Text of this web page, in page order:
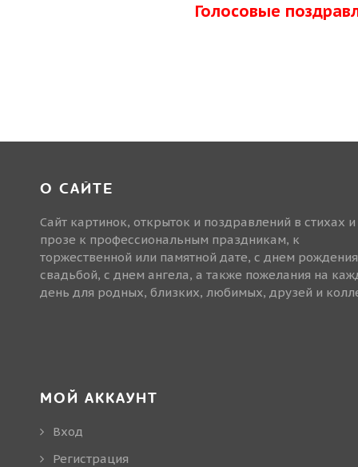
Голосовые
О САЙТЕ
Сайт картинок, открыток и поздравлений в стихах и
прозе к профессиональным праздникам, к
торжественной или памятной дате, с днем
свадьбой, с днем ангела, а также пожелания на
день для родных, близких, любимых, друзей и
МОЙ АККАУНТ
Вход
Регистрация